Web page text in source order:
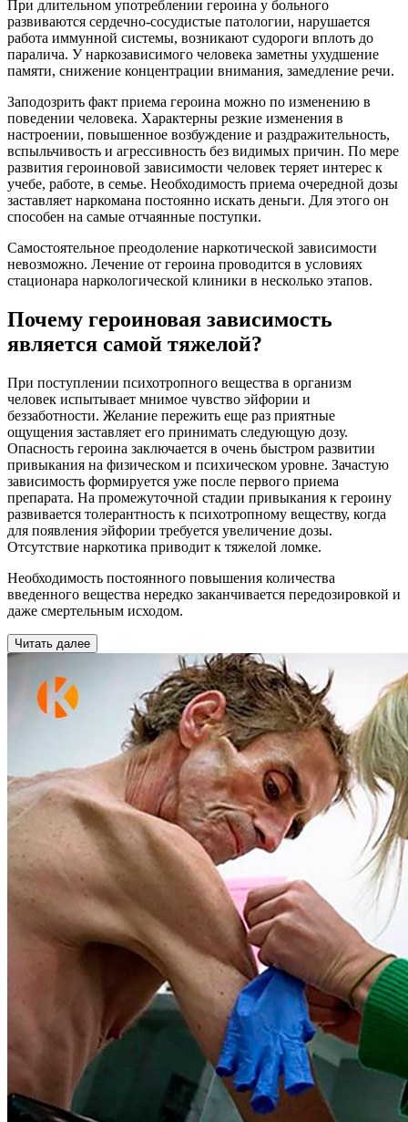
При длительном употреблении героина у больного
развиваются сердечно-сосудистые патологии, нарушается
работа иммунной системы, возникают судороги вплоть до
паралича. У наркозависимого человека заметны ухудшение
памяти, снижение концентрации внимания, замедление речи.
Заподозрить факт приема героина можно по изменению в
поведении человека. Характерны резкие изменения в
настроении, повышенное возбуждение и раздражительность,
вспыльчивость и агрессивность без видимых причин. По мере
развития героиновой зависимости человек теряет интерес к
учебе, работе, в семье. Необходимость приема очередной дозы
заставляет наркомана постоянно искать деньги. Для этого он
способен на самые отчаянные поступки.
Самостоятельное преодоление наркотической зависимости
невозможно. Лечение от героина проводится в условиях
стационара наркологической клиники в несколько этапов.
Почему героиновая зависимость
является самой тяжелой?
При поступлении психотропного вещества в организм
человек испытывает мнимое чувство эйфории и
беззаботности. Желание пережить еще раз приятные
ощущения заставляет его принимать следующую дозу.
Опасность героина заключается в очень быстром развитии
привыкания на физическом и психическом уровне. Зачастую
зависимость формируется уже после первого приема
препарата. На промежуточной стадии привыкания к героину
развивается толерантность к психотропному веществу, когда
для появления эйфории требуется увеличение дозы.
Отсутствие наркотика приводит к тяжелой ломке.
Необходимость постоянного повышения количества
введенного вещества нередко заканчивается передозировкой и
даже смертельным исходом.
Читать далее